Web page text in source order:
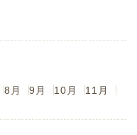
8月 9月 10月
11月